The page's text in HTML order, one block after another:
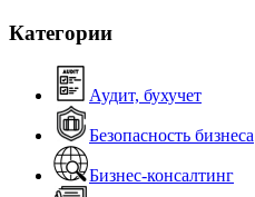
Категории
Аудит, бухучет
Безопасность бизнеса
Бизнес-консалтинг